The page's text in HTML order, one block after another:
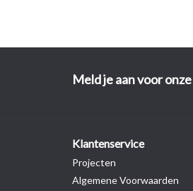
Meld je aan voor
Klantenservice
Projecten
Algemene Voorwaarden